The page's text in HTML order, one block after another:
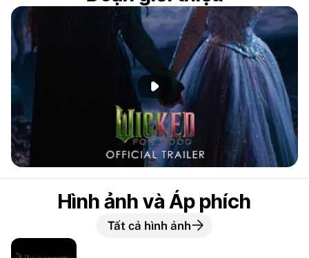
Phát đoạn giới thiệu
Hình ảnh và Áp phích
Tất cả hình ảnh